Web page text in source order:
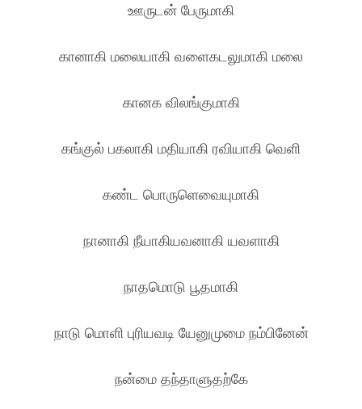
ஊருடன் பேருமாகி
கானாகி மலையாகி வளைகடலுமாகி மலை
கானக விலங்குமாகி
கங்குல் பகலாகி மதியாகி ரவியாகி வெளி
கண்ட பொருளெவையுமாகி
நானாகி நீயாகியவனாகி யவளாகி
நாதமொடு பூதமாகி
நாடு மொளி புரியவடி யேனுமுமை நம்பினேன்
நன்மை தந்தாளுதற்கே